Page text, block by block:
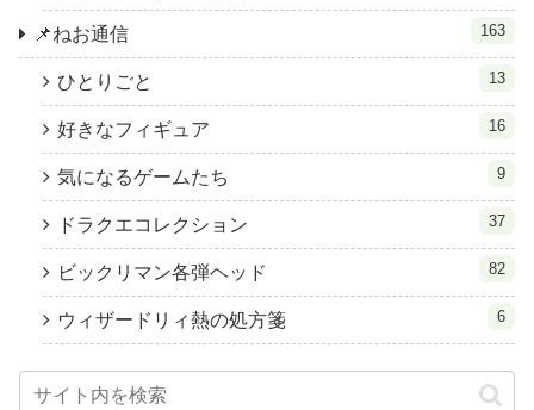
📌ねお通信 163
ひとりごと 13
好きなフィギュア 16
気になるゲームたち 9
ドラクエコレクション 37
ビックリマン各弾ヘッド 82
ウィザードリィ熱の処方箋 6